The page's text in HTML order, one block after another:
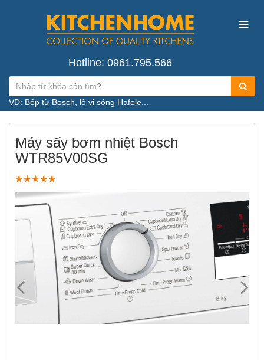
Hotline: 0961.795.566
VD: Bếp từ Bosch, lò vi sóng Hafele...
Máy sấy bơm nhiệt Bosch
WTR85V00SG